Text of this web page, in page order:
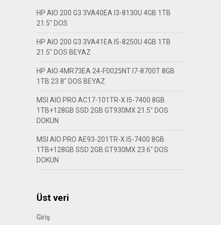
HP AIO 200 G3 3VA40EA I3-8130U 4GB 1TB
21.5″ DOS
HP AIO 200 G3 3VA41EA I5-8250U 4GB 1TB
21.5″ DOS BEYAZ
HP AIO 4MR73EA 24-F0025NT I7-8700T 8GB
1TB 23.8″ DOS BEYAZ
MSI AIO PRO AC17-101TR-X I5-7400 8GB
1TB+128GB SSD 2GB GT930MX 21.5″ DOS
DOKUN
MSI AIO PRO AE93-201TR-X I5-7400 8GB
1TB+128GB SSD 2GB GT930MX 23.6″ DOS
DOKUN
Üst veri
Giriş